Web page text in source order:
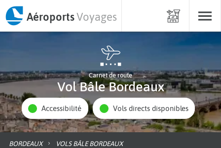
AéroportsVoyages
Carnet de route
Vol Bâle Bordeaux
Accessibilité Vols directs disponibles
BORDEAUX VOLS BÂLE BORDEAUX